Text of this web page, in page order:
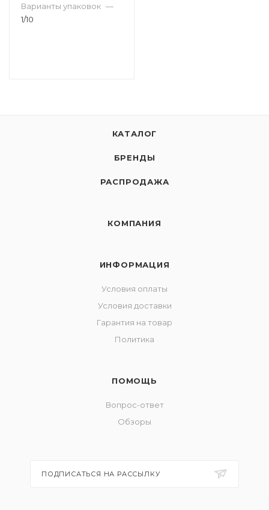
Варианты упаковок —
1/10
КАТАЛОГ
БРЕНДЫ
РАСПРОДАЖА
КОМПАНИЯ
ИНФОРМАЦИЯ
Условия оплаты
Условия доставки
Гарантия на товар
Политика
ПОМОЩЬ
Вопрос-ответ
Обзоры
ПОДПИСАТЬСЯ НА РАССЫЛКУ